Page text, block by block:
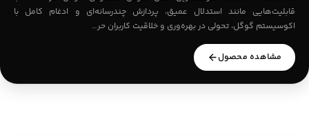
قابلیت‌هایی مانند استدلال عمیق، پردازش چندرسانه‌ای و ادغام کامل با
اکوسیستم گوگل، تحولی در بهره‌وری و خلاقیت کاربران حر…
مشاهده محصول